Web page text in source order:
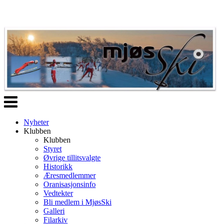
Veksle
navigasjon
Nyheter
Klubben
Klubben
Styret
Øvrige tillitsvalgte
Historikk
Æresmedlemmer
Oranisasjonsinfo
Vedtekter
Bli medlem i MjøsSki
Galleri
Filarkiv